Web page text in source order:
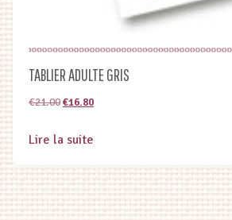
TABLIER ADULTE GRIS
€21.00Le
initial
€21.00.
€16.80Le
€16.80.
Lire la suite